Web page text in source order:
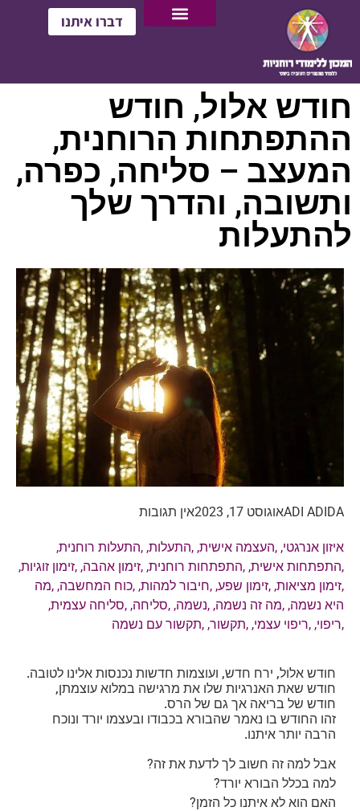
דברו איתנו
חודש אלול, חודש
ההתפתחות הרוחנית,
המעצב – סליחה, כפרה,
ותשובה, והדרך שלך
להתעלות
ADI ADIDAאוגוסט 17, 2023 אין תגובות
איזון אנרגטי, ,העצמה אישית, ,התעלות, ,התעלות רוחנית,
,התפתחות אישית, ,התפתחות רוחנית, ,זימון אהבה, ,זימון זוגיות,
,זימון מציאות, ,זימון שפע, ,חיבור למהות, ,כוח המחשבה, ,מה
היא נשמה, ,מה זה נשמה, ,נשמה, ,סליחה, ,סליחה עצמית,
,ריפוי, ,ריפוי עצמי, ,תקשור, ,תקשור עם נשמה
חודש אלול, ירח חדש, ועוצמות חדשות נכנסות אלינו לטובה.
חודש שאת האנרגיות שלו את מרגישה במלוא עוצמתן,
חודש של בריאה אך גם של הרס.
זהו החודש בו נאמר שהבורא בכבודו ובעצמו יורד ונוכח
הרבה יותר איתנו.
אבל למה זה חשוב לך לדעת את זה?
למה בכלל הבורא יורד?
האם הוא לא איתנו כל הזמן?